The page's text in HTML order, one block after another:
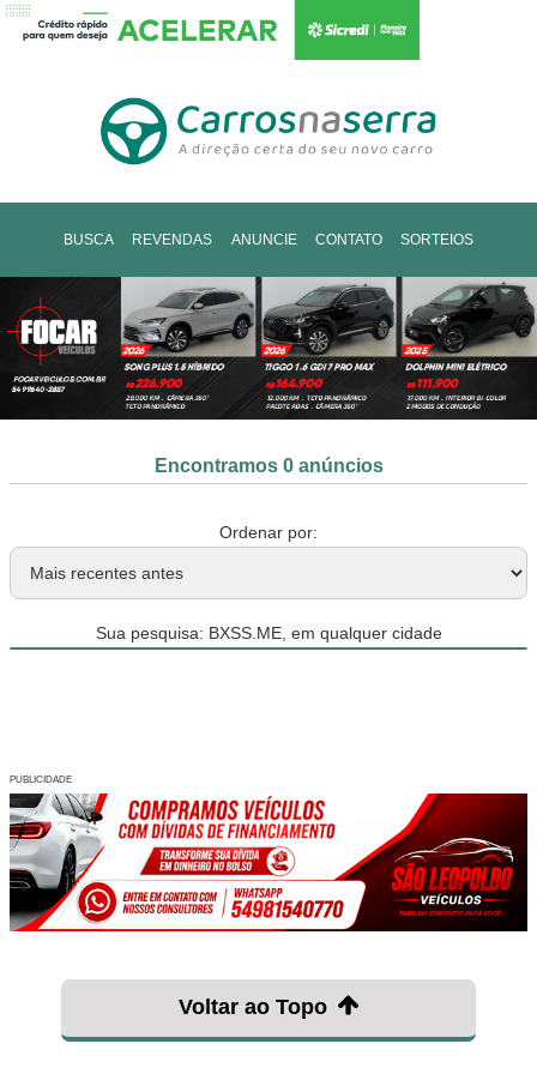
BUSCA REVENDAS ANUNCIE CONTATO SORTEIOS
Encontramos 0 anúncios
Ordenar por:
Sua pesquisa: BXSS.ME, em qualquer cidade
PUBLICIDADE
Voltar ao Topo